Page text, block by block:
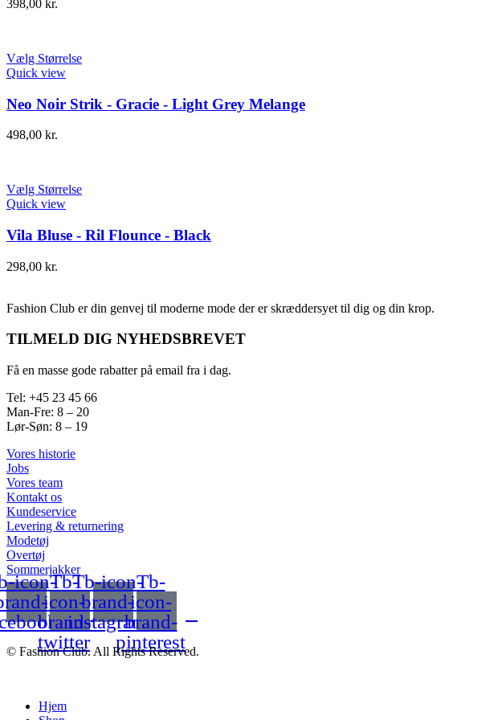
398,00 kr.
Vælg Størrelse
Quick view
Neo Noir Strik - Gracie - Light Grey Melange
498,00 kr.
Vælg Størrelse
Quick view
Vila Bluse - Ril Flounce - Black
298,00 kr.
Fashion Club er din genvej til moderne mode der er skræddersyet til dig og din krop.
TILMELD DIG NYHEDSBREVET
Få en masse gode rabatter på email fra i dag.
Tel: +45 23 45 66
Man-Fre: 8 – 20
Lør-Søn: 8 – 19
Vores historie
Jobs
Vores team
Kontakt os
Kundeservice
Levering & returnering
Modetøj
Overtøj
Sommerjakker
icon-Tb-
icon-
brand-
twitter
Tb-icon-
brand-
instagram
Tb-
icon-
brand-
pinterest
© Fashion Club. All Rights Reserved.
Hjem